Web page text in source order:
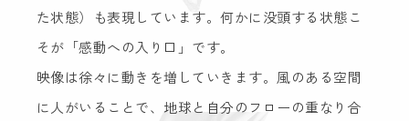
た状態）も表現しています。何かに没頭する状態こ
そが「感動への入り口」です。
映像は徐々に動きを増していきます。風のある空間
に人がいることで、地球と自分のフローの重なり合